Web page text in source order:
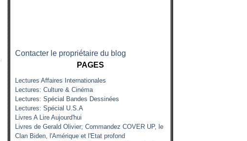
Contacter le propriétaire du blog
PAGES
Lectures Affaires Internationales
Lectures: Culture & Cinéma
Lectures: Spécial Bandes Dessinées
Lectures: Spécial U.S.A
Livres A Lire Aujourd'hui
Livres de Gerald Olivier; Commandez COVER UP, le
Clan Biden, l'Amérique et l'Etat profond